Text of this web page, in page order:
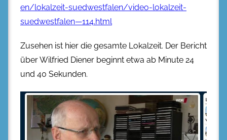
en/lokalzeit-suedwestfalen/video-lokalzeit-
suedwestfalen—114.html
Zusehen ist hier die gesamte Lokalzeit. Der Bericht
über Wilfried Diener beginnt etwa ab Minute 24
und 40 Sekunden.